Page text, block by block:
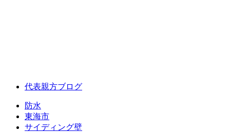
代表親方ブログ
防水
東海市
サイディング壁